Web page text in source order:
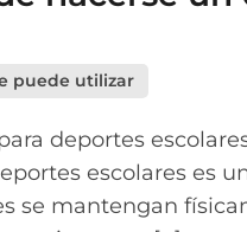
puede utilizar
deportes
escolares es
se mantengan